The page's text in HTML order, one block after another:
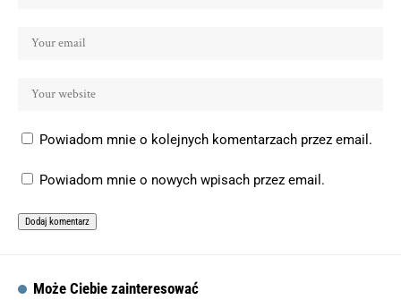
Powiadom mnie o kolejnych komentarzach przez email.
Powiadom mnie o nowych wpisach przez email.
Może Ciebie zainteresować